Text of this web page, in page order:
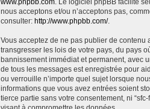
www.phpbb.com. Le logiciel phpBB facilite
nous acceptons et/ou n’acceptons pas,
consulter: http://www.phpbb.com/.
Vous acceptez de ne pas publier de
transgresser les lois de votre pays, du pays
bannissement immédiat et permanent, avec
de tous les messages est enregistrée pour
ou verrouille n’importe quel sujet lorsque
informations que vous avez entrées soient
tierce partie sans votre consentement, ni